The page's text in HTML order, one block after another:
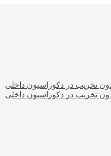
تخریب در دکوراسیون داخلی
تخریب در دکوراسیون داخلی